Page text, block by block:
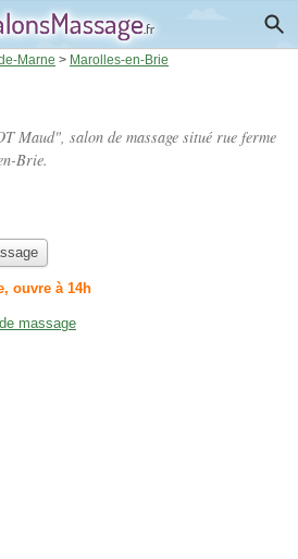
Marne > Marolles-en-Brie
Maud", salon de massage situé rue ferme
Brie.
ouvre à 14h
massage